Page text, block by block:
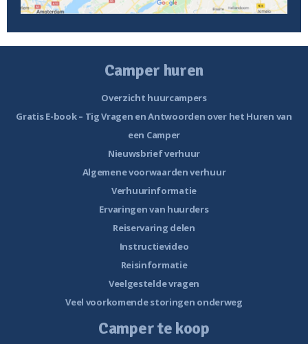
Camper huren
Overzicht huurcampers
Gratis E-book – Tig Vragen en Antwoorden over het Huren van
een Camper
Nieuwsbrief verhuur
Algemene voorwaarden verhuur
Verhuurinformatie
Ervaringen van huurders
Reiservaring delen
Instructievideo
Reisinformatie
Veelgestelde vragen
Veel voorkomende storingen onderweg
Camper te koop